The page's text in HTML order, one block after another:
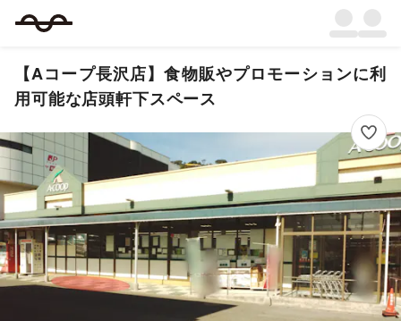
【Aコープ長沢店】食物販やプロモーションに利
用可能な店頭軒下スペース